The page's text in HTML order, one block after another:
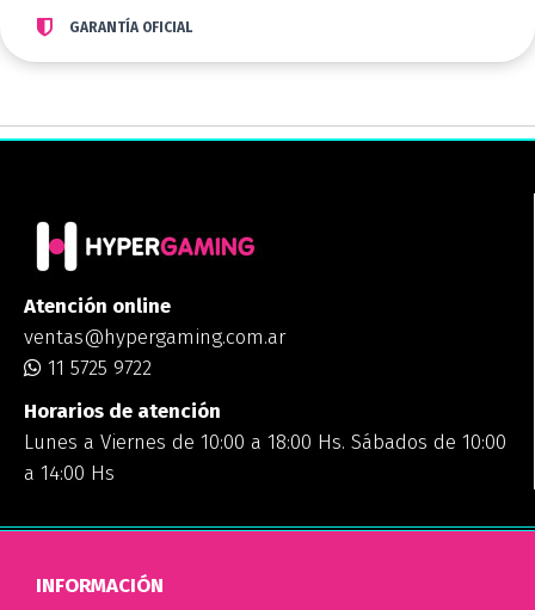
GARANTÍA OFICIAL
Atención online
ventas@hypergaming.com.ar
11 5725 9722
Horarios de atención
Lunes a Viernes de 10:00 a 18:00 Hs. Sábados de 10:00
a 14:00 Hs
INFORMACIÓN